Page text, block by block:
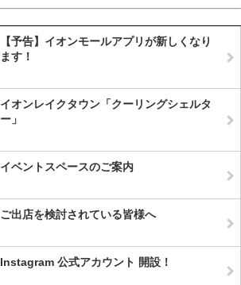
【予告】イオンモールアプリが新しくなり
ます！
イオンレイクタウン「クーリングシェルタ
ー」
イベントスペースのご案内
ご出店を検討されている皆様へ
Instagram 公式アカウント 開設！